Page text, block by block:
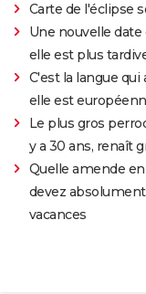
Carte de l'éclipse
Une nouvelle date
elle est plus
C'est la langue
elle est
Le plus gros
y a 30 ans, renaît
Quelle amende en
devez
vacances